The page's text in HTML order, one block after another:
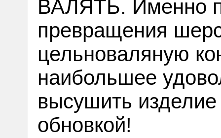
ВАЛЯТЬ. Именно
превращения
цельноваляную
наибольшее
высушить
обновкой!